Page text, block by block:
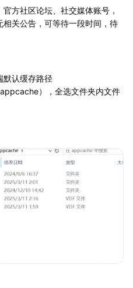
方社区论坛、社交媒体账号，
关公告，可等待一段时间，待
默认缓存路径
），全选文件夹内文件